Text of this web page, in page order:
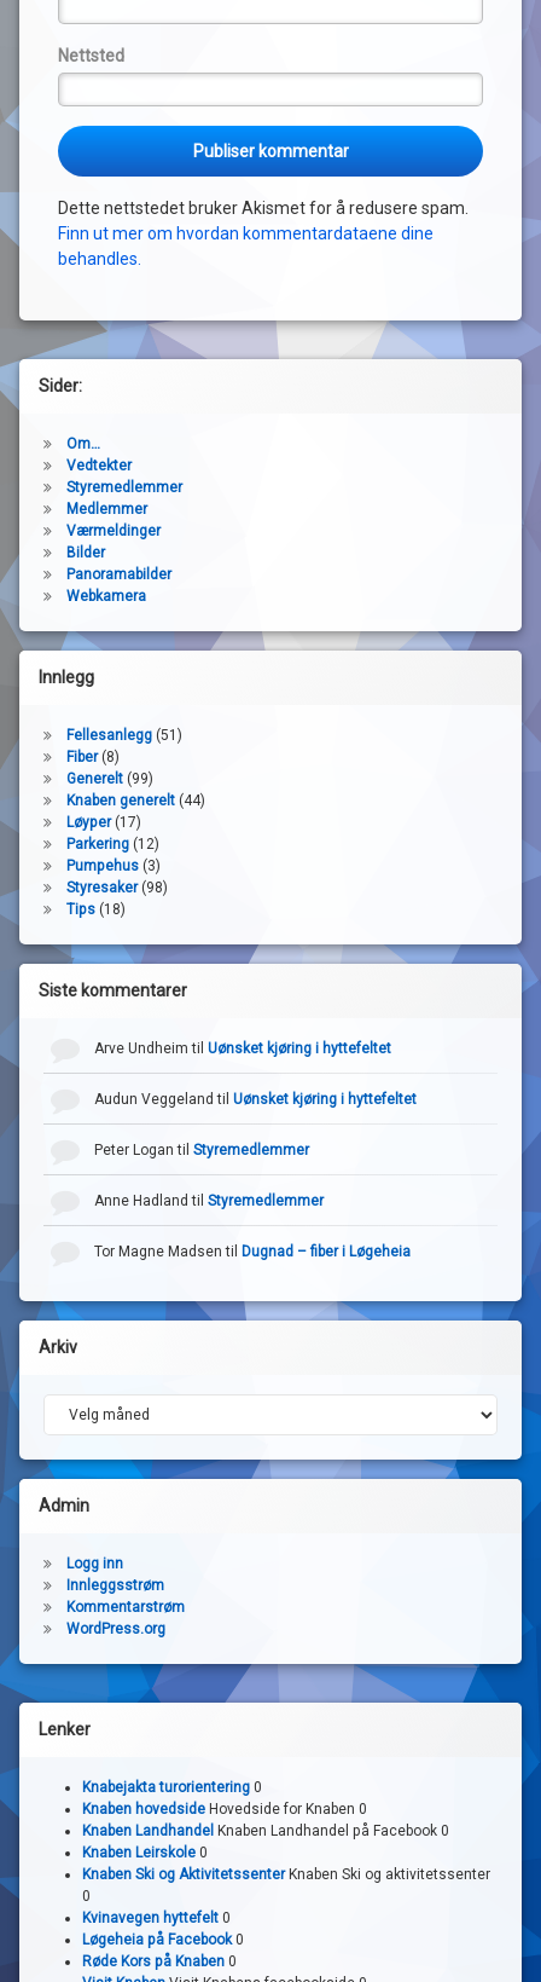
Nettsted
Dette nettstedet bruker Akismet for å redusere spam.
Finn ut mer om hvordan kommentardataene dine
behandles.
Sider:
Om…
Vedtekter
Styremedlemmer
Medlemmer
Værmeldinger
Bilder
Panoramabilder
Webkamera
Innlegg
Fellesanlegg(51)
Fiber(8)
Generelt(99)
Knaben generelt(44)
Løyper(17)
Parkering(12)
Pumpehus(3)
Styresaker(98)
Tips(18)
Siste kommentarer
Arve Undheim til Uønsket kjøring i hyttefeltet
Audun Veggeland til Uønsket kjøring i hyttefeltet
Peter Logan til Styremedlemmer
Anne Hadland til Styremedlemmer
Tor Magne Madsen til Dugnad – fiber i Løgeheia
Arkiv
Admin
Logg inn
Innleggsstrøm
Kommentarstrøm
WordPress.org
Lenker
Knabejakta turorientering 0
Knaben hovedside Hovedside for Knaben 0
Knaben Landhandel Knaben Landhandel på Facebook 0
Knaben Leirskole 0
Knaben Ski og AktivitetssenterKnaben Ski og aktivitetssenter
0
Kvinavegen hyttefelt 0
Løgeheia på Facebook0
Røde Kors på Knaben 0